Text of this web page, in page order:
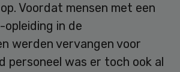
Voordat mensen met een
in de
werden vervangen voor
personeel was er toch ook al